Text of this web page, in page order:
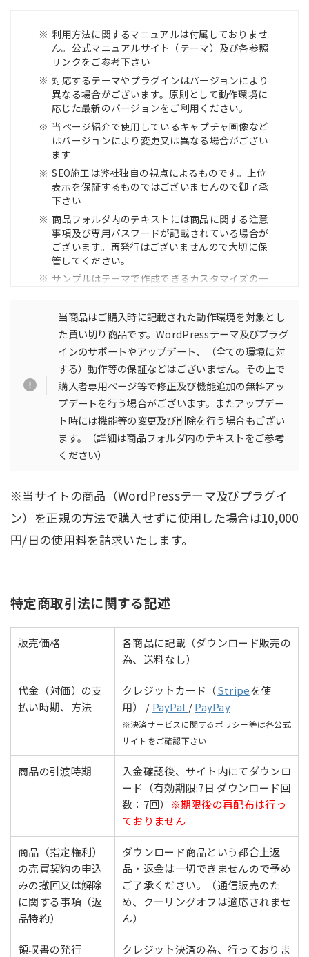
利用方法に関するマニュアルは付属しておりませ
ん。公式マニュアルサイト（テーマ）及び各参照
リンクをご参考下さい
対応するテーマやプラグインはバージョンにより
異なる場合がございます。原則として動作環境に
応じた最新のバージョンをご利用ください。
当ページ紹介で使用しているキャプチャ画像など
はバージョンにより変更又は異なる場合がござい
ます
SEO施工は弊社独自の視点によるものです。上位
表示を保証するものではございませんので御了承
下さい
商品フォルダ内のテキストには商品に関する注意
事項及び専用パスワードが記載されている場合が
ございます。再発行はございませんので大切に保
管してください。
サンプルはテーマで作成できるカスタマイズの一
動作環境と異なるPHP及びWordPressバージョン
でのご利用やサーバーの仕様（WAF等）や設定
（キャッシュ・ファイル圧縮等）、環境（HHVM
等）によっては正常に動かない場合がございます
VPS、EC2（AWS等）やクラウドサービス等の設
定に関するご案内及び調査は行っておりません。
ご利用の際は自己責任にてお願い致します。
Gutenberg利用時はクイックタグはクラッシック
ブロックのみ使用可能です
一般的なインストールや利用方法、WordPress管
理画面による操作のみを想定しております（マル
どのAPIによる操作などは動作確認対象外）。
WordPressテーマでは無限に近い多様な組み合わ
せが可能なため、各種機能及びデザイン等は組み
合わせ状態によっては反映されない場合もござい
合は併用頂かないようお願い致します※各動作チ
ェックは行っておりません）
独立インストール型ではないブログサービス（及
び外部サービス ※https://ja.wordpress.com/含
む）を使用している場合、サービス独自の仕様が
ざいます。
ショートコード同士の入れ子（ショートコードの
中にさらにショートコードが含まれる状態）状況
によっては正常に動作しないケースもございます
閲覧にはjavascriptが有効になっている必要がご
ブラウザやブラウザのバージョンによってはサポ
ートしていない場合がございます。（反映されな
い、表示が異なる、崩れるなど）
WordPressの「設定」＞「一般」＞「タイムゾー
ン」は「東京」でご利用ください
機種、端末（タブレット等）、バージョンなどに
よって表示の有無や差異が生じる場合がございま
す。
機能によっては他社サービス（各種SNSやプラグ
イン、Googleなど）のAPI等を使用しており、仕
様変更などにより利用ができなくなる場合がござ
います。
当商品はご購入時に記載された動作環境を対象とし
た買い切り商品です。WordPressテーマ及びプラグ
インのサポートやアップデート、（全ての環境に対
する）動作等の保証などはございません。その上で
購入者専用ページ等で修正及び機能追加の無料アッ
プデートを行う場合がございます。またアップデー
ト時には機能等の変更及び削除を行う場合もござい
ます。（詳細は商品フォルダ内のテキストをご参考
ください）
※当サイトの商品（WordPressテーマ及びプラグイ
ン）を正規の方法で購入せずに使用した場合は10,000
円/日の使用料を請求いたします。
特定商取引法に関する記述
販売価格
各商品に記載（ダウンロード販売の
為、送料なし）
代金（対価）の支
払い時期、方法
クレジットカード（Stripeを使
用） / PayPal /PayPay
※決済サービスに関するポリシー等は各公式
サイトをご確認下さい
商品の引渡時期
入金確認後、サイト内にてダウンロ
ード（有効期限:7日 ダウンロード回
数：7回）
※期限後の再配布は行っ
ておりません
商品（指定権利）
の売買契約の申込
みの撤回又は解除
に関する事項（返
品特約）
ダウンロード商品という都合上返
品・返金は一切できませんので予め
ご了承ください。（通信販売のた
め、クーリングオフは適応されませ
ん）
領収書の発行
クレジット決済の為、行っておりま